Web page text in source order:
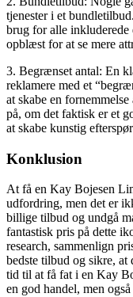
tjenester i et
brug for alle inkluderede
opblæst for at se mere
3. Begrænset antal: En
reklamere med et
at skabe en
på, om det faktisk er et
at skabe kunstig
Konklusion
At få en Kay Bojesen
udfordring, men det er
billige tilbud og undgå
fantastisk pris på dette
research, sammenlign
bedste tilbud og sikre,
tid til at få fat i en Kay
en god handel, men